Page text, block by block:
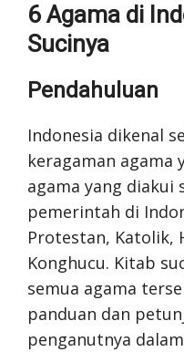
6 Agama di
Sucinya
Pendahuluan
Indonesia dikenal
keragaman agama
agama yang diakui
pemerintah di
Protestan, Katolik,
Konghucu. Kitab
semua agama
panduan dan
penganutnya